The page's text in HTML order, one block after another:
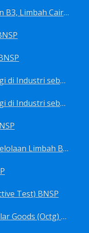
Sertifikasi Limbah Padat Dan B3, Limbah Cair BNSP
Sertifikasi Manajemen Energi di Industri sebagai Auditor BNSP
Sertifikasi Manajemen Energi di Industri sebagai Manager Energy BNSP
Sertifikasi Monitoring Pengelolaan Limbah B3 BNSP
Test) BNSP
Sertifikasi Oil Country Tubular Goods (Octg) BNSP